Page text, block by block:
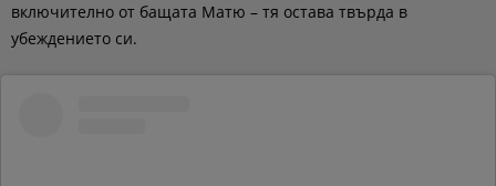
включително от бащата Матю – тя остава твърда в
убеждението си.